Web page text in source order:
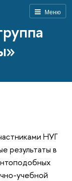
Меню
НУГ
результаты в
учебной